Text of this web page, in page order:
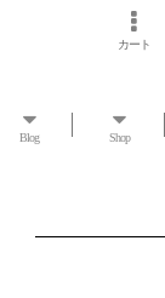
カート
Blog Shop